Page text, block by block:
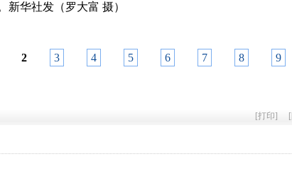
新华社发（罗大富 摄）
2 3 4 5 6 7 8 9
[打印] [